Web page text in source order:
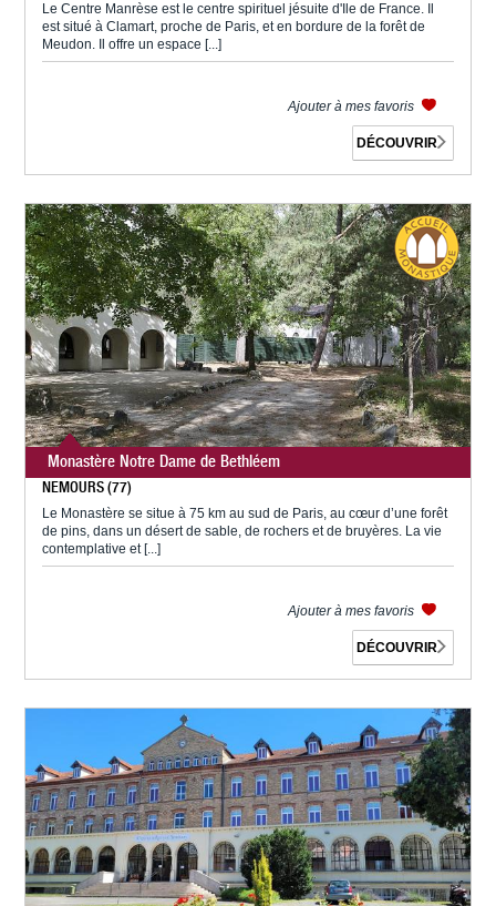
Le Centre Manrèse est le centre spirituel jésuite d'Ile de France. Il
est situé à Clamart, proche de Paris, et en bordure de la forêt de
Meudon. Il offre un espace [...]
Ajouter à mes favoris
DÉCOUVRIR
Monastère Notre Dame de Bethléem
NEMOURS (77)
Le Monastère se situe à 75 km au sud de Paris, au cœur d’une forêt
de pins, dans un désert de sable, de rochers et de bruyères. La vie
contemplative et [...]
Ajouter à mes favoris
DÉCOUVRIR